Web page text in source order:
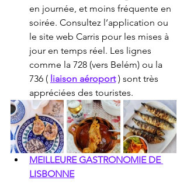
en journée, et moins fréquente en
soirée. Consultez l’application ou
le site web Carris pour les mises à
jour en temps réel. Les lignes
comme la 728 (vers Belém) ou la
736 ( liaison aéroport ) sont très
appréciées des touristes.
MEILLEURE GASTRONOMIE DE
LISBONNE